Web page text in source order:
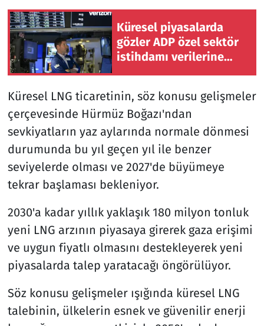
Küresel piyasalarda
gözler ADP özel sektör
istihdamı verilerine
Küresel LNG ticaretinin, söz konusu gelişmeler
çerçevesinde Hürmüz Boğazı'ndan
sevkiyatların yaz aylarında normale dönmesi
durumunda bu yıl geçen yıl ile benzer
seviyelerde olması ve 2027'de büyümeye
tekrar başlaması bekleniyor.
2030'a kadar yıllık yaklaşık 180 milyon tonluk
yeni LNG arzının piyasaya girerek gaza erişimi
ve uygun fiyatlı olmasını destekleyerek yeni
piyasalarda talep yaratacağı öngörülüyor.
Söz konusu gelişmeler ışığında küresel LNG
talebinin, ülkelerin esnek ve güvenilir enerji